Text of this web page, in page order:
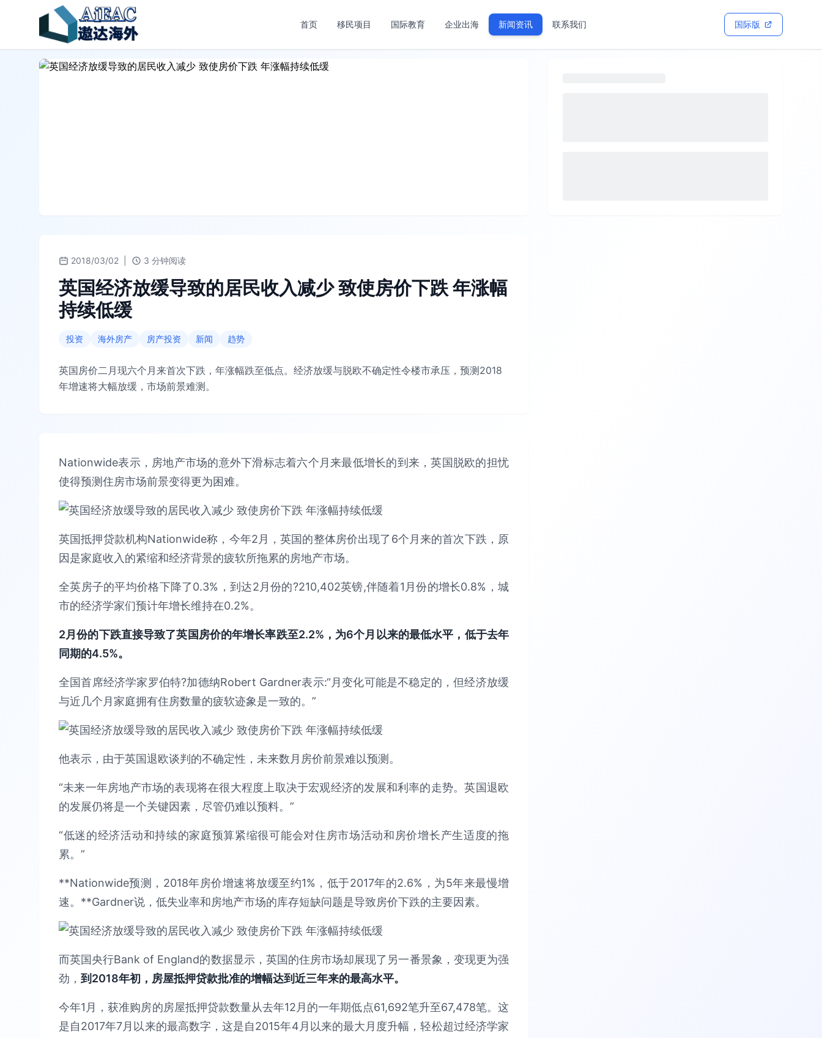
首页 移民项目 国际教育 企业出海 新闻资讯 联系我们 国际版
2018/03/02 3 分钟阅读
英国经济放缓导致的居民收入减少 致使房价下跌 年涨幅
持续低缓
投资 海外房产 房产投资 新闻 趋势
英国房价二月现六个月来首次下跌，年涨幅跌至低点。经济放缓与脱欧不确定性令楼市承压，预测2018
年增速将大幅放缓，市场前景难测。
Nationwide表示，房地产市场的意外下滑标志着六个月来最低增长的到来，英国脱欧的担忧
使得预测住房市场前景变得更为困难。
英国抵押贷款机构Nationwide称，今年2月，英国的整体房价出现了6个月来的首次下跌，原
因是家庭收入的紧缩和经济背景的疲软所拖累的房地产市场。
全英房子的平均价格下降了0.3%，到达2月份的?210,402英镑,伴随着1月份的增长0.8%，城
市的经济学家们预计年增长维持在0.2%。
2月份的下跌直接导致了英国房价的年增长率跌至2.2%，为6个月以来的最低水平，低于去年
同期的4.5%。
全国首席经济学家罗伯特?加德纳Robert Gardner表示:“月变化可能是不稳定的，但经济放缓
与近几个月家庭拥有住房数量的疲软迹象是一致的。”
他表示，由于英国退欧谈判的不确定性，未来数月房价前景难以预测。
“未来一年房地产市场的表现将在很大程度上取决于宏观经济的发展和利率的走势。英国退欧
的发展仍将是一个关键因素，尽管仍难以预料。”
“低迷的经济活动和持续的家庭预算紧缩很可能会对住房市场活动和房价增长产生适度的拖
累。”
**Nationwide预测，2018年房价增速将放缓至约1%，低于2017年的2.6%，为5年来最慢增
速。**Gardner说，低失业率和房地产市场的库存短缺问题是导致房价下跌的主要因素。
而英国央行Bank of England的数据显示，英国的住房市场却展现了另一番景象，变现更为强
劲， 到2018年初，房屋抵押贷款批准的增幅达到近三年来的最高水平。
今年1月，获准购房的房屋抵押贷款数量从去年12月的一年期低点61,692笔升至67,478笔。这
是自2017年7月以来的最高数字，这是自2015年4月以来的最大月度升幅，轻松超过经济学家